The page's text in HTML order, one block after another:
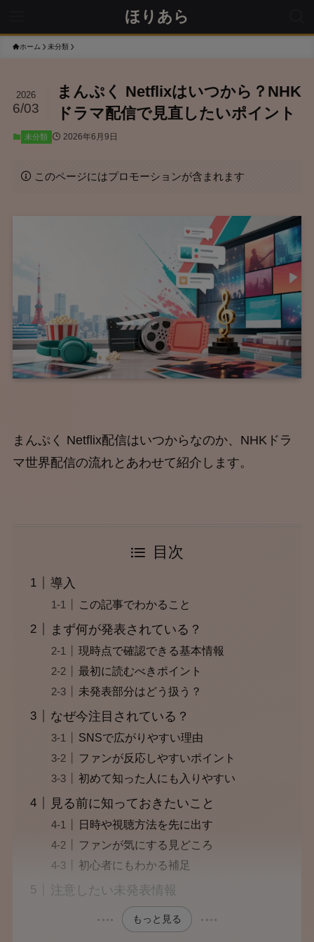
ほりあら
ホーム 未分類
まんぷく Netflixはいつから？NHK
ドラマ配信で見直したいポイント
2026
6/03
未分類 2026年6月9日
このページにはプロモーションが含まれます
まんぷく Netflix配信はいつからなのか、NHKドラ
マ世界配信の流れとあわせて紹介します。
目次
導入
この記事でわかること
まず何が発表されている？
現時点で確認できる基本情報
最初に読むべきポイント
未発表部分はどう扱う？
なぜ今注目されている？
SNSで広がりやすい理由
ファンが反応しやすいポイント
初めて知った人にも入りやすい
見る前に知っておきたいこと
日時や視聴方法を先に出す
ファンが気にする見どころ
初心者にもわかる補足
注意したい未発表情報
もっと見る